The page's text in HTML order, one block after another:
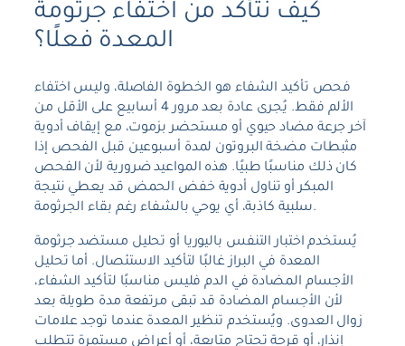
كيف نتأكد من اختفاء جرثومة
المعدة فعلًا؟
فحص تأكيد الشفاء هو الخطوة الفاصلة، وليس اختفاء
الألم فقط. يُجرى عادة بعد مرور 4 أسابيع على الأقل من
آخر جرعة مضاد حيوي أو مستحضر بزموت، مع إيقاف أدوية
مثبطات مضخة البروتون لمدة أسبوعين قبل الفحص إذا
كان ذلك مناسبًا طبيًا. هذه المواعيد ضرورية لأن الفحص
المبكر أو تناول أدوية خفض الحمض قد يعطي نتيجة
سلبية كاذبة، أي يوحي بالشفاء رغم بقاء الجرثومة.
يُستخدم اختبار التنفس باليوريا أو تحليل مستضد جرثومة
المعدة في البراز غالبًا لتأكيد الاستئصال. أما تحليل
الأجسام المضادة في الدم فليس مناسبًا لتأكيد الشفاء،
لأن الأجسام المضادة قد تبقى مرتفعة مدة طويلة بعد
زوال العدوى. ويُستخدم تنظير المعدة عندما توجد علامات
إنذار، أو قرحة تحتاج متابعة، أو أعراض مستمرة تتطلب